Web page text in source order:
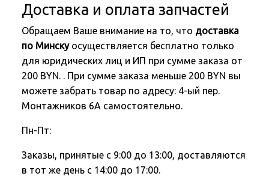
Доставка и оплата запчастей
Обращаем Ваше внимание на то, что доставка
по Минскуосуществляется бесплатно только
для юридических лиц и ИП при сумме заказа от
200 BYN. . При сумме заказа меньше 200 BYN вы
можете забрать товар по адресу: 4-ый пер.
Монтажников 6А самостоятельно.
Пн-Пт:
Заказы, принятые с 9:00 до 13:00, доставляются
в тот же день с 14:00 до 17:00.